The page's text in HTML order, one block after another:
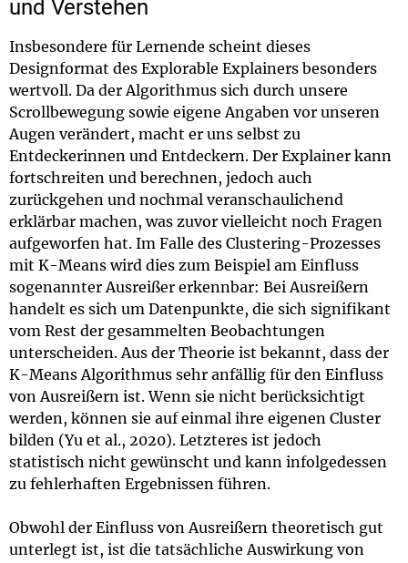
und Verstehen
Insbesondere für Lernende scheint dieses
Designformat des Explorable Explainers besonders
wertvoll. Da der Algorithmus sich durch unsere
Scrollbewegung sowie eigene Angaben vor unseren
Augen verändert, macht er uns selbst zu
Entdeckerinnen und Entdeckern. Der Explainer kann
fortschreiten und berechnen, jedoch auch
zurückgehen und nochmal veranschaulichend
erklärbar machen, was zuvor vielleicht noch Fragen
aufgeworfen hat. Im Falle des Clustering-Prozesses
mit K-Means wird dies zum Beispiel am Einfluss
sogenannter Ausreißer erkennbar: Bei Ausreißern
handelt es sich um Datenpunkte, die sich signifikant
vom Rest der gesammelten Beobachtungen
unterscheiden. Aus der Theorie ist bekannt, dass der
K-Means Algorithmus sehr anfällig für den Einfluss
von Ausreißern ist. Wenn sie nicht berücksichtigt
werden, können sie auf einmal ihre eigenen Cluster
bilden (Yu et al., 2020). Letzteres ist jedoch
statistisch nicht gewünscht und kann infolgedessen
zu fehlerhaften Ergebnissen führen.
Obwohl der Einfluss von Ausreißern theoretisch gut
unterlegt ist, ist die tatsächliche Auswirkung von